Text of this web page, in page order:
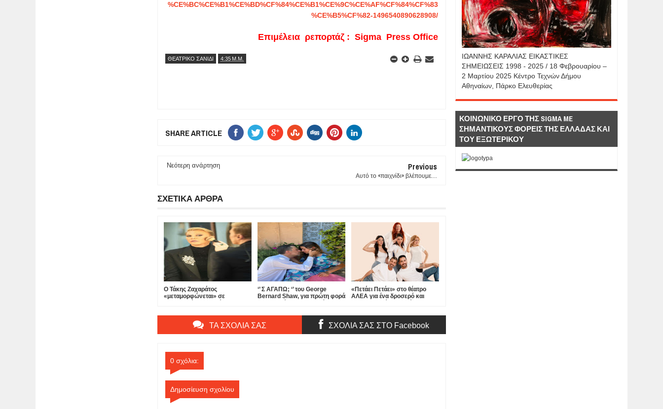
%CE%BC%CE%B1%CE%BD%CF%84%CE%B1%CE%9C%CE%AF%CF%84%CF%83
%CE%B5%CF%82-1496540890628908/
Επιμέλεια ρεπορτάζ : Sigma Press Office
ΘΕΑΤΡΙΚΟ ΣΑΝΙΔΙ 4:35 Μ.Μ.
SHARE ARTICLE
Νεότερη ανάρτηση Previous
Αυτό το «παιχνίδι» βλέπουμε....
ΣΧΕΤΙΚΑ ΑΡΘΡΑ
Ο Τάκης Ζαχαράτος
«μεταμορφώνεται» σε
‘’ Σ ΑΓΑΠΩ; ‘’ του George
Bernard Shaw, για πρώτη φορά
«Πετάει Πετάει» στο θέατρο
ΑΛΕΑ για ένα δροσερό και
ΤΑ ΣΧΟΛΙΑ ΣΑΣ ΣΧΟΛΙΑ ΣΑΣ ΣΤΟ Facebook
0 σχόλια:
Δημοσίευση σχολίου
IΩΑΝΝΗΣ KAΡΑΛΙΑΣ ΕΙΚΑΣΤΙΚΕΣ
ΣΗΜΕΙΩΣΕΙΣ 1998 - 2025 / 18 Φεβρουαρίου –
2 Μαρτίου 2025 Κέντρο Τεχνών Δήμου
Αθηναίων, Πάρκο Ελευθερίας
ΚΟΙΝΩΝΙΚΟ ΕΡΓΟ ΤΗΣ SIGMA ME
ΣΗΜΑΝΤΙΚΟΥΣ ΦΟΡΕΙΣ ΤΗΣ ΕΛΛΑΔΑΣ ΚΑΙ
ΤΟΥ ΕΞΩΤΕΡΙΚΟΥ